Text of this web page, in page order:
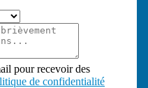
pour recevoir des
de confidentialité